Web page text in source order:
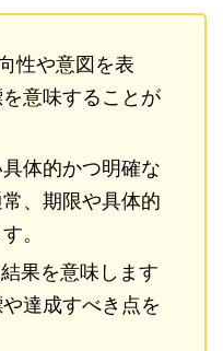
性や意図を表
意味することが
体的かつ明確な
、期限や具体的
。
果を意味します
達成すべき点を